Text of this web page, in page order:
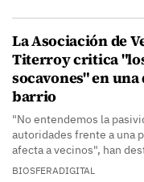
La Asociación de
Titerroy critica
socavones" en una
barrio
"No entendemos la
autoridades frente a una
afecta a vecinos", han
BIOSFERADIGITAL